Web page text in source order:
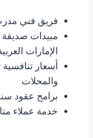
فريق فني
مبيدات صديقة
الإمارات
أسعار
والمحلات
برامج عقود
خدمة عملاء